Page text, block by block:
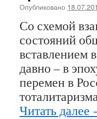
Опубликовано
Со схемой
состояний
вставлением
давно – в
перемен в
Читать далее